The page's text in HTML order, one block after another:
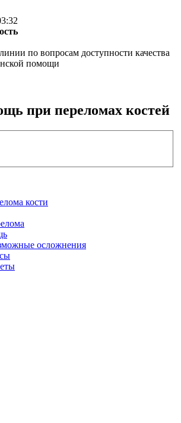
по вопросам доступности качества
помощи
при переломах костей
кости
осложнения